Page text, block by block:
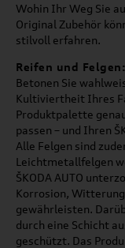
Wohin Ihr Weg Sie
Original Zubehör
stilvoll erfahren.
Reifen und Felgen:
Betonen Sie
Kultiviertheit Ihres
Produktpalette
passen – und Ihren
Alle Felgen sind
Leichtmetallfelgen
ŠKODA AUTO
Korrosion,
gewährleisten.
durch eine Schicht
geschützt. Das